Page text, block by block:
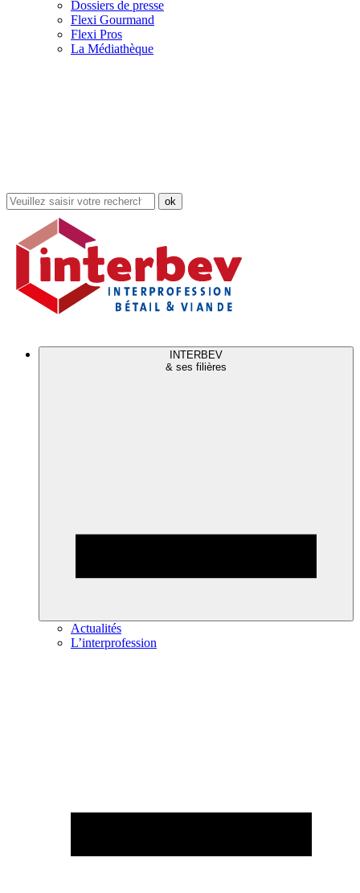
Dossiers de presse
Flexi Gourmand
Flexi Pros
La Médiathèque
Rechercher
dans
site
INTERBEV
& ses filières
Actualités
L’interprofession